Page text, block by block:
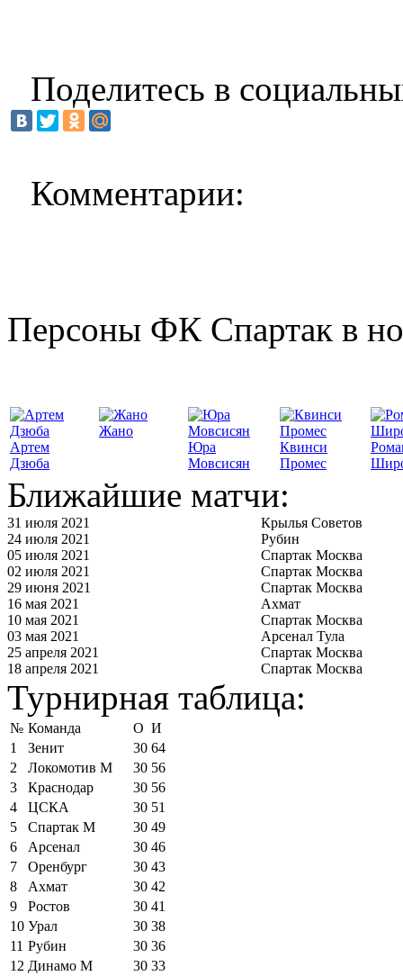
Поделитесь в
Комментарии:
Персоны ФК Спартак в
Артем
Дзюба
Жано
Юра
Мовсисян
Квинси
Промес
Ближайшие матчи:
31 июля 2021
Крылья Советов
24 июля 2021
Рубин
05 июля 2021
Спартак Москва
02 июля 2021
Спартак Москва
29 июня 2021
Спартак Москва
16 мая 2021
Ахмат
10 мая 2021
Спартак Москва
03 мая 2021
Арсенал Тула
25 апреля 2021
Спартак Москва
18 апреля 2021
Спартак Москва
Турнирная таблица:
№ Команда О И
1
Зенит 30 64
2
Локомотив М 30 56
3
Краснодар 30 56
4
ЦСКА 30 51
5
Спартак М 30 49
6
Арсенал 30 46
7
Оренбург 30 43
8
Ахмат 30 42
9
Ростов 30 41
10 Урал 30 38
11 Рубин 30 36
12 Динамо М 30 33